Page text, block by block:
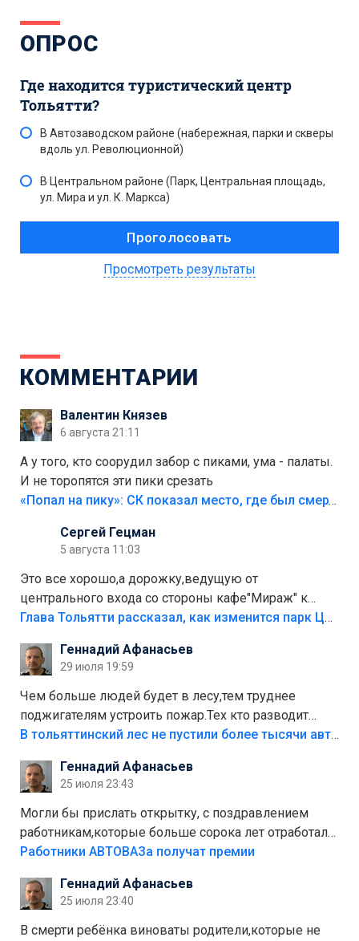
ОПРОС
Где находится туристический центр
Тольятти?
В Автозаводском районе (набережная, парки и скверы
вдоль ул. Революционной)
В Центральном районе (Парк, Центральная площадь,
ул. Мира и ул. К. Маркса)
Просмотреть результаты
КОММЕНТАРИИ
Валентин Князев
6 августа 21:11
А у того, кто соорудил забор с пиками, ума - палаты.
И не торопятся эти пики срезать
«Попал на пику»: СК показал место, где был смертельно травмирован ребенок в Тольятти
Сергей Гецман
5 августа 11:03
Это все хорошо,а дорожку,ведущую от
центрального входа со стороны кафе"Мираж" к
аттракционам слабо доделать?А то бордюры
лежала в парке и испортилась.Да еще,видимо,часть
украли.
Глава Тольятти рассказал, как изменится парк Центрального района
Геннадий Афанасьев
29 июля 19:59
Чем больше людей будет в лесу,тем труднее
поджигателям устроить пожар.Тех кто разводит
костры,тех надо безбожно штрафовать.Камер полно
Штрафы мизерные.
В тольяттинский лес не пустили более тысячи автомобилей
Геннадий Афанасьев
25 июля 23:43
Могли бы прислать открытку, с поздравлением
работникам,которые больше сорока лет отработали
на предприятии.
Работники АВТОВАЗа получат премии
Геннадий Афанасьев
25 июля 23:40
В смерти ребёнка виноваты родители,которые не